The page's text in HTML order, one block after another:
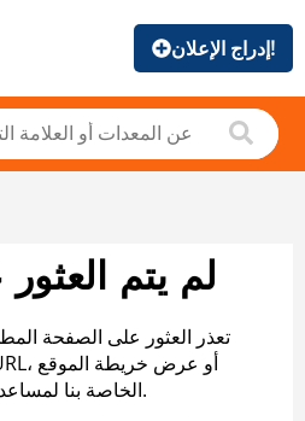
إدراج الإعلان!
لم يتم
تعذر العثور على الصفحة
الخاصة بنا لمساعدتك في العثور على ما تريد.